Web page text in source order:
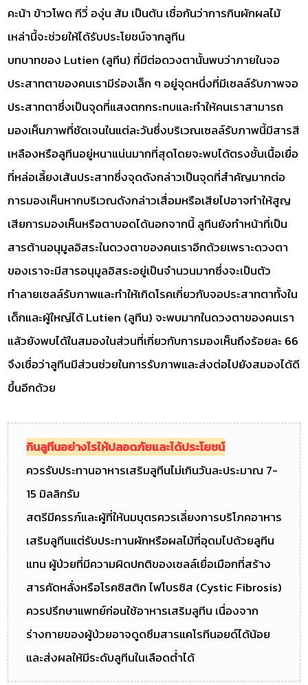
คะน้า ข้าวโพด กีวี่ องุ่น ส้ม เป็นต้น เชื่อกันว่าการกินผักผลไม้
เหล่านี้จะช่วยให้ได้รับประโยชน์จากลูทีน
บทบาทของ Lutien (ลูทีน) ที่มีต่อดวงตานั้นพบว่าภายในจอ
ประสาทตาของคนเรามีร่องเล็ก ๆ อยู่จุดหนึ่งที่มีเซลล์รับภาพจอ
ประสาทตาซึ่งเป็นจุดที่แสงตกกระทบและทำให้คนเราสามารถ
มองเห็นภาพที่ชัดเจนในแต่ละวันซึ่งบริเวณเซลล์รับภาพนี้มีสารสี
เหลืองหรือลูทีนอยู่หนาแน่นมากที่สุดโดยจะพบได้ตรงชั้นเนื้อเยื่อ
ที่หล่อเลี้ยงเส้นประสาทซึ่งจุดดังกล่าวเป็นจุดที่สำคัญมากต่อ
การมองเห็นหากบริเวณดังกล่าวเสื่อมหรือเสียไปอาจทำให้สูญ
เสียการมองเห็นหรือตาบอดได้นอกจากนี้ ลูทีนยังทำหน้าที่เป็น
สารต้านอนุมูลอิสระในดวงตาของคนเราอีกด้วยเพราะดวงตา
ของเราจะมีสารอนุมูลอิสระอยู่เป็นจำนวนมากซึ่งจะเป็นตัว
ทำลายเซลล์รับภาพและทำให้เกิดโรคเกี่ยวกับจอประสาทตาทั้งใน
เด็กและผู้ใหญ่ได้ Lutien (ลูทีน) จะพบมากในดวงตาของคนเรา
แล้วยังพบได้ในสมองในส่วนที่เกี่ยวกับการมองเห็นถึงร้อยละ 66
จึงเชื่อว่าลูทีนมีส่วนช่วยในการรับภาพและส่งต่อไปยังสมองได้ดี
ขึ้นอีกด้วย
กินลูทีนอย่างไรให้ปลอดภัยและได้ประโยชน์
ควรรับประทานอาหารเสริมลูทีนไม่เกินวันละประมาณ 7-
15 มิลลิกรัม
สตรีมีครรภ์และผู้ที่ให้นมบุตรควรเลี่ยงการบริโภคอาหาร
เสริมลูทีนแต่รับประทานผักหรือผลไม้ที่อุดมไปด้วยลูทีน
แทน ผู้ป่วยที่มีความผิดปกติของเซลล์เยื่อเมือกที่สร้าง
สารคัดหลั่งหรือโรคซิสติก ไฟโบรซิส (Cystic Fibrosis)
ควรปรึกษาแพทย์ก่อนใช้อาหารเสริมลูทีน เนื่องจาก
ร่างกายของผู้ป่วยอาจดูดซึมสารแคโรทีนอยด์ได้น้อย
และส่งผลให้มีระดับลูทีนในเลือดต่ำได้